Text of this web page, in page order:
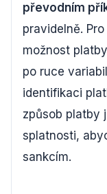
převodním
pravidelně.
možnost platby
po ruce
identifikaci
způsob platby
splatnosti,
sankcím.